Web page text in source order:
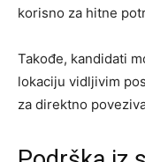
korisno za hitne
Takođe, kandidati
lokaciju vidljivim
za direktno